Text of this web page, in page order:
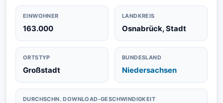
EINWOHNER
163.000
LANDKREIS
Osnabrück, Stadt
ORTSTYP
Großstadt
BUNDESLAND
Niedersachsen
DURCHSCHN. DOWNLOAD-GESCHWINDIGKEIT